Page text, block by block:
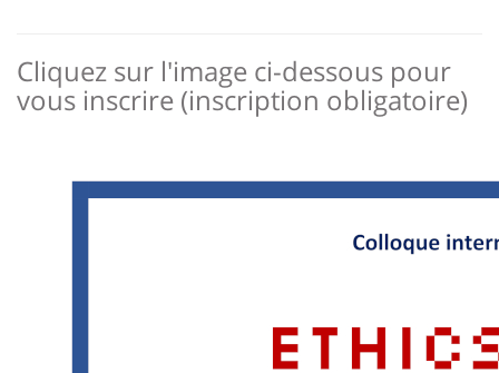
Cliquez sur l'image ci-dessous pour
vous inscrire (inscription obligatoire)